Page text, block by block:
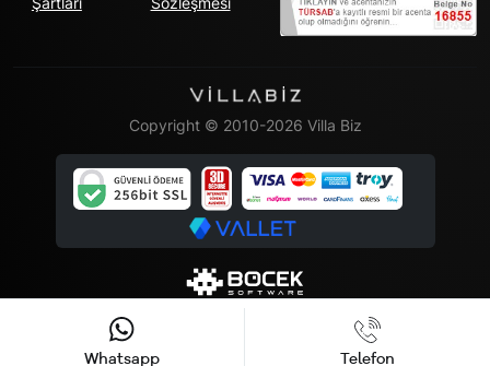
Copyright © 2010-2026 Villa Biz
Whatsapp Telefon